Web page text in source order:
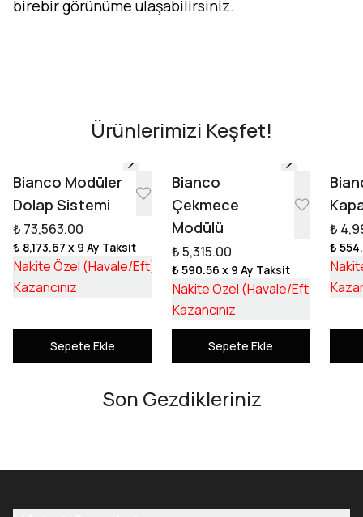
birebir görünüme ulaşabilirsiniz.
Tasarıma Başla
Ürünlerimizi Keşfet!
Bianco Modüler
Dolap Sistemi
₺ 73,563.00
₺ 8,173.67 x 9 Ay Taksit
Nakite Özel (Havale/Eft) ₺ 55,253.17
Kazancınız ₺ 18,309.83
Sepete Ekle
Bianco
Çekmece
Modülü
₺ 5,315.00
₺ 590.56 x 9 Ay Taksit
Nakite Özel (Havale/Eft) ₺
Kazancınız
Sepete Ekle
₺
₺
Son Gezdikleriniz